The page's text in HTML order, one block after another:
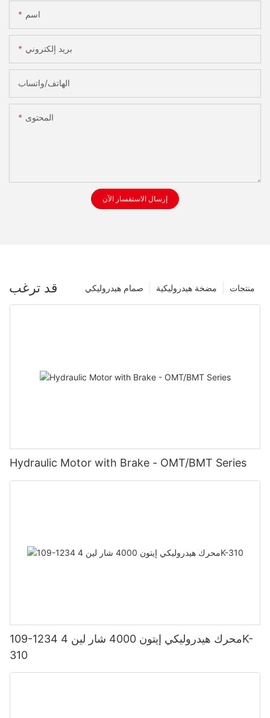
اسم
بريد إلكتروني
الهاتف/واتساب
المحتوى
إرسال الاستفسار الآن
قد ترغب منتجات مضخة هيدروليكية صمام هيدروليكي
Hydraulic Motor with Brake - OMT/BMT Series
109-1234 محرك هيدروليكي إيتون 4000 شار لين 4K-
310